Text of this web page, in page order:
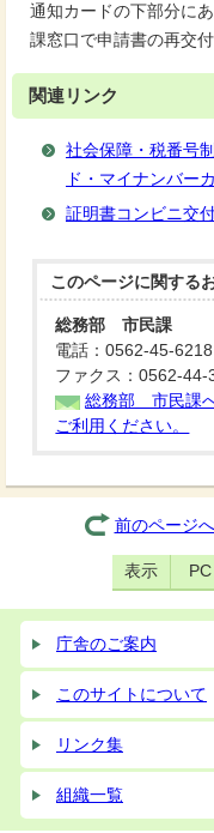
通知カードの下部分に
課窓口で申請書の再交
関連リンク
社会保障・税番号
ド・マイナンバー
証明書コンビニ交
このページに関する
総務部 市民課
電話：0562-45-6218
ファクス：0562-44-
総務部 市民課
ご利用ください。
前のページ
表示 PC
庁舎のご案内
このサイトについて
リンク集
組織一覧